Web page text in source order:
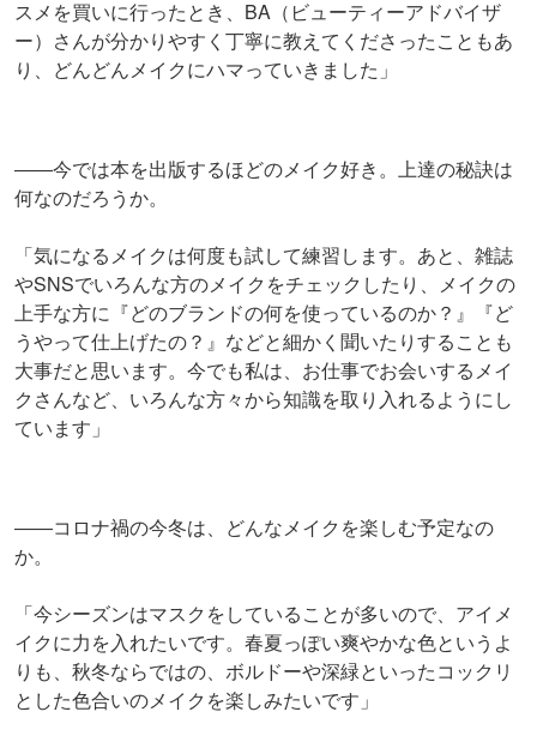
スメを買いに行ったとき、BA（ビューティーアドバイザ
ー）さんが分かりやすく丁寧に教えてくださったこともあ
り、どんどんメイクにハマっていきました」
――今では本を出版するほどのメイク好き。上達の秘訣は
何なのだろうか。
「気になるメイクは何度も試して練習します。あと、雑誌
やSNSでいろんな方のメイクをチェックしたり、メイクの
上手な方に『どのブランドの何を使っているのか？』『ど
うやって仕上げたの？』などと細かく聞いたりすることも
大事だと思います。今でも私は、お仕事でお会いするメイ
クさんなど、いろんな方々から知識を取り入れるようにし
ています」
――コロナ禍の今冬は、どんなメイクを楽しむ予定なの
か。
「今シーズンはマスクをしていることが多いので、アイメ
イクに力を入れたいです。春夏っぽい爽やかな色というよ
りも、秋冬ならではの、ボルドーや深緑といったコックリ
とした色合いのメイクを楽しみたいです」